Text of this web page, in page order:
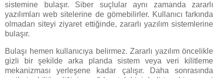
sistemine bulaşır. Siber suçlular aynı zamanda zararlı
yazılımları web sitelerine de gömebilirler. Kullanıcı farkında
olmadan siteyi ziyaret ettiğinde, zararlı yazılım sistemlerine
bulaşır.
Bulaşı hemen kullanıcıya belirmez. Zararlı yazılım öncelikle
gizli bir şekilde arka planda sistem veya veri kilitleme
mekanizması yerleşene kadar çalışır. Daha sonrasında